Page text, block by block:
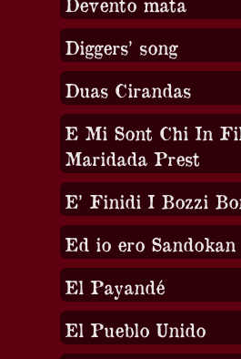
Diggers’ song
Duas Cirandas
E Mi Sont Chi In
Maridada Prest
E’ Finidi I Bozzi
Ed io ero Sandokan
El Payandé
El Pueblo Unido